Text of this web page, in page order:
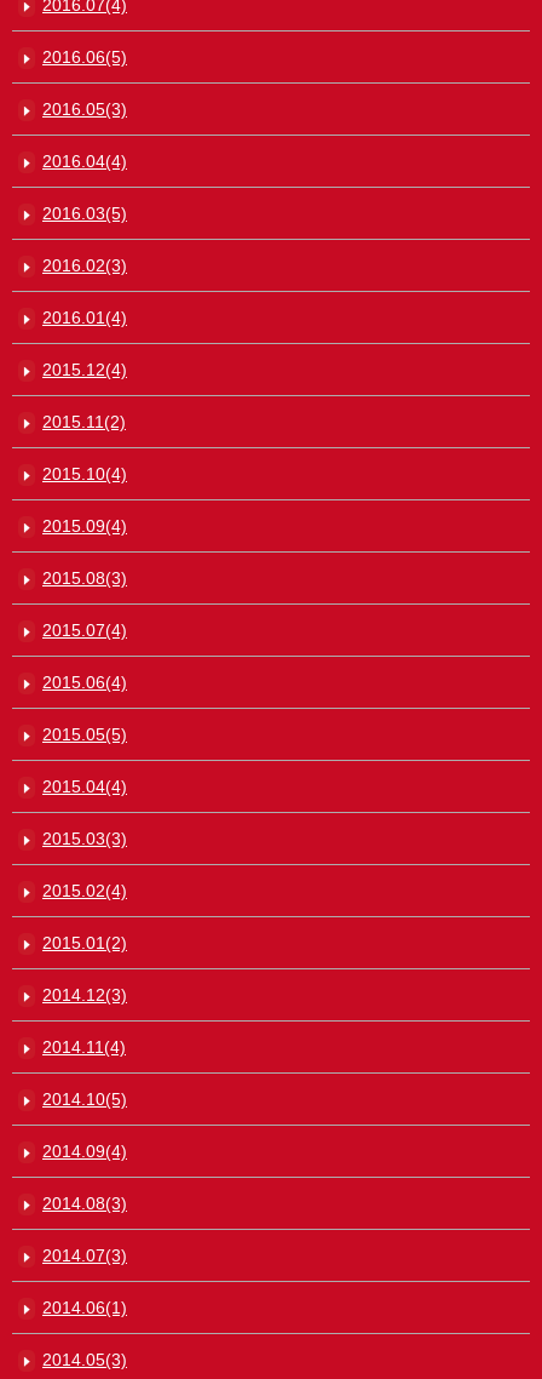
2016.07(4)
2016.06(5)
2016.05(3)
2016.04(4)
2016.03(5)
2016.02(3)
2016.01(4)
2015.12(4)
2015.11(2)
2015.10(4)
2015.09(4)
2015.08(3)
2015.07(4)
2015.06(4)
2015.05(5)
2015.04(4)
2015.03(3)
2015.02(4)
2015.01(2)
2014.12(3)
2014.11(4)
2014.10(5)
2014.09(4)
2014.08(3)
2014.07(3)
2014.06(1)
2014.05(3)